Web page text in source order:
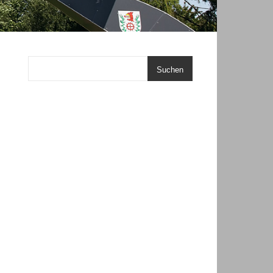
Suchen